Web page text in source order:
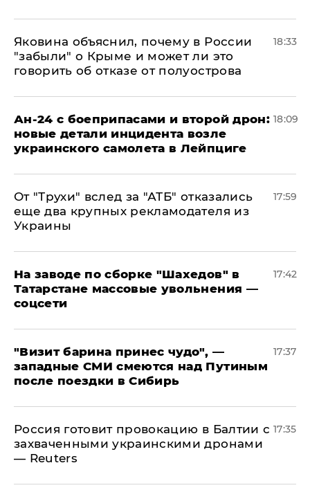
Яковина объяснил, почему в России
"забыли" о Крыме и может ли это
говорить об отказе от полуострова
18:33
Ан-24 с боеприпасами и второй дрон:
новые детали инцидента возле
украинского самолета в Лейпциге
18:09
От "Трухи" вслед за "АТБ" отказались
еще два крупных рекламодателя из
Украины
17:59
На заводе по сборке "Шахедов" в
Татарстане массовые увольнения —
соцсети
17:42
"Визит барина принес чудо", —
западные СМИ смеются над Путиным
после поездки в Сибирь
17:37
​Россия готовит провокацию в Балтии с
захваченными украинскими дронами
— Reuters
17:35